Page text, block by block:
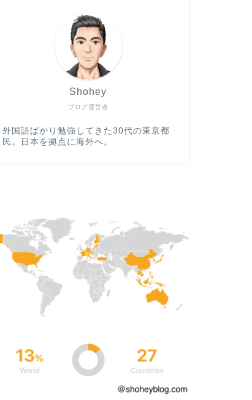
ブログ運営者
Shohey
外国語ばかり勉強してきた30代の東京都
民。日本を拠点に海外へ。